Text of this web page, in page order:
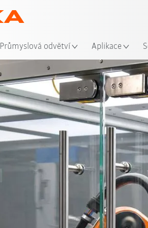
Průmyslová odvětví Aplikace